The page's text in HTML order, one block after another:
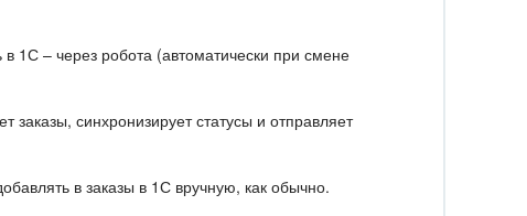
1С – через робота (автоматически при смене
заказы, синхронизирует статусы и отправляет
в заказы в 1С вручную, как обычно.